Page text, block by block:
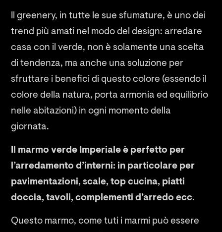
Il greenery, in tutte le sue sfumature, è uno dei
trend più amati nel modo del design: arredare
casa con il verde, non è solamente una scelta
di tendenza, ma anche una soluzione per
sfruttare i benefici di questo colore (essendo il
colore della natura, porta armonia ed equilibrio
nelle abitazioni) in ogni momento della
giornata.
Il marmo verde Imperiale è perfetto per
l’arredamento d’interni: in particolare per
pavimentazioni, scale, top cucina, piatti
doccia, tavoli, complementi d’arredo ecc.
Questo marmo, come tuti i marmi può essere